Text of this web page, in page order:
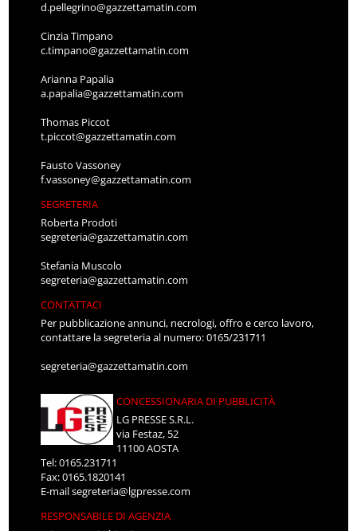
d.pellegrino@gazzettamatin.com
Cinzia Timpano
c.timpano@gazzettamatin.com
Arianna Papalia
a.papalia@gazzettamatin.com
Thomas Piccot
t.piccot@gazzettamatin.com
Fausto Vassoney
f.vassoney@gazzettamatin.com
SEGRETERIA
Roberta Prodoti
segreteria@gazzettamatin.com
Stefania Muscolo
segreteria@gazzettamatin.com
CONTATTACI
Per pubblicazione annunci, necrologi, offro e cerco lavoro,
contattare la segreteria al numero: 0165/231711
segreteria@gazzettamatin.com
CONCESSIONARIA DI PUBBLICITÀ
LG PRESSE S.R.L.
via Festaz, 52
11100 AOSTA
Tel: 0165.231711
Fax: 0165.1820141
E-mailsegreteria@lgpresse.com
RESPONSABILE DI AGENZIA